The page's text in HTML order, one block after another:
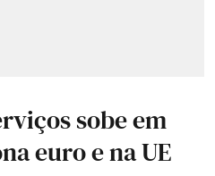
sobe em
euro e na UE